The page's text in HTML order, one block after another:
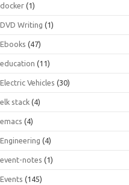
docker (1)
DVD Writing (1)
Ebooks (47)
education (11)
Electric Vehicles (30)
elk stack (4)
emacs (4)
Engineering (4)
event-notes (1)
Events (145)